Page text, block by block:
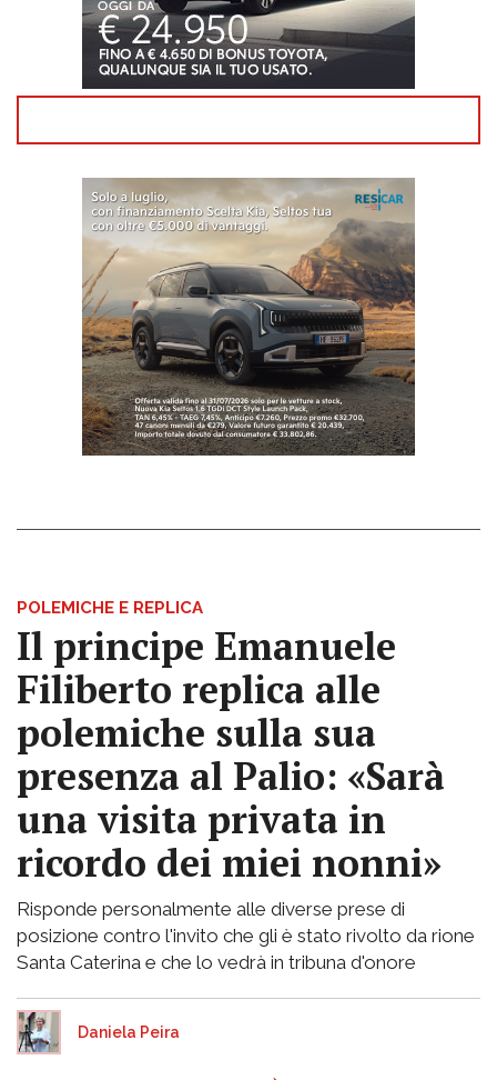
POLEMICHE E REPLICA
Il principe Emanuele
Filiberto replica alle
polemiche sulla sua
presenza al Palio: «Sarà
una visita privata in
ricordo dei miei nonni»
Risponde personalmente alle diverse prese di
posizione contro l'invito che gli è stato rivolto da rione
Santa Caterina e che lo vedrà in tribuna d'onore
Daniela Peira